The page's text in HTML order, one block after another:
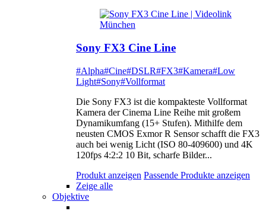
Sony FX3 Cine Line
#Alpha#Cine#DSLR#FX3#Kamera#Low
Light#Sony#Vollformat
Die Sony FX3 ist die kompakteste Vollformat
Kamera der Cinema Line Reihe mit großem
Dynamikumfang (15+ Stufen). Mithilfe dem
neusten CMOS Exmor R Sensor schafft die FX3
auch bei wenig Licht (ISO 80-409600) und 4K
120fps 4:2:2 10 Bit, scharfe Bilder...
Produkt anzeigen Passende Produkte anzeigen
Zeige alle
Objektive